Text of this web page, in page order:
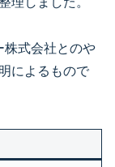
株式会社とのや
によるもので